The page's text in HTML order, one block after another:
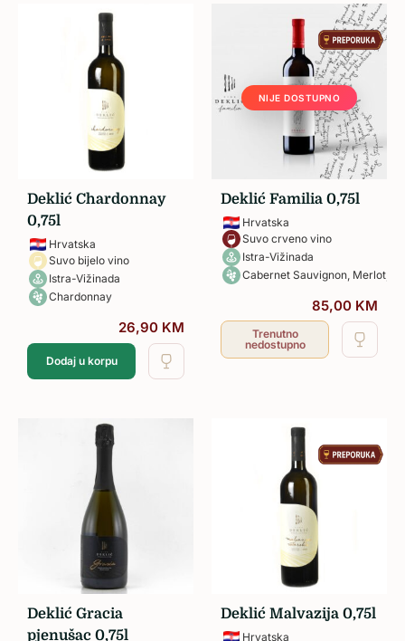
Deklić Chardonnay
0,75l
Hrvatska
Suvo bijelo vino
Istra-Vižinada
Chardonnay
26,90 KM
Dodaj u korpu
NIJE DOSTUPNO
Deklić Familia 0,75l
Hrvatska
Suvo crveno vino
Istra-Vižinada
Cabernet Sauvignon, Merlot,
85,00 KM
Trenutno
nedostupno
Deklić Gracia
pjenušac 0,75l
Deklić Malvazija 0,75l
Hrvatska